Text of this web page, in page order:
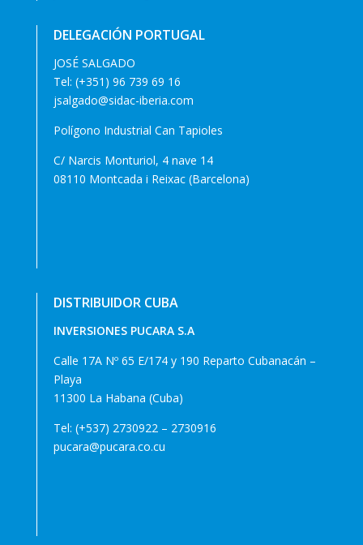
DELEGACIÓN PORTUGAL
JOSÉ SALGADO
Tel: (+351) 96 739 69 16
jsalgado@sidac-iberia.com
Polígono Industrial Can Tapioles
C/ Narcis Monturiol, 4 nave 14
08110 Montcada i Reixac (Barcelona)
DISTRIBUIDOR CUBA
INVERSIONES PUCARA S.A
Calle 17A Nº 65 E/174 y 190 Reparto Cubanacán –
Playa
11300 La Habana (Cuba)
Tel: (+537) 2730922 – 2730916
pucara@pucara.co.cu